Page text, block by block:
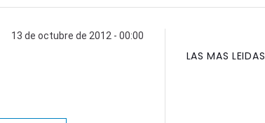
13 de octubre de 2012 - 00:00
LAS MAS LEIDAS